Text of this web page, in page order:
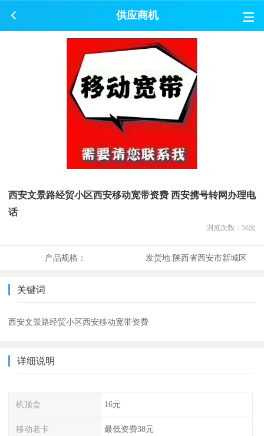
供应商机
西安文景路经贸小区西安移动宽带资费 西安携号转网办理电
话
浏览次数： 56次
产品规格： 发货地:陕西省西安市新城区
关键词
西安文景路经贸小区西安移动宽带资费
详细说明
机顶盒 16元
移动老卡 最低资费38元